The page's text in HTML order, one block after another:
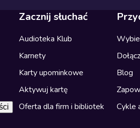
Zacznij słuchać
Audioteka Klub
Karnety
Karty upominkowe
Aktywuj kartę
Oferta dla firm i bibliotek
Blog
Cykle